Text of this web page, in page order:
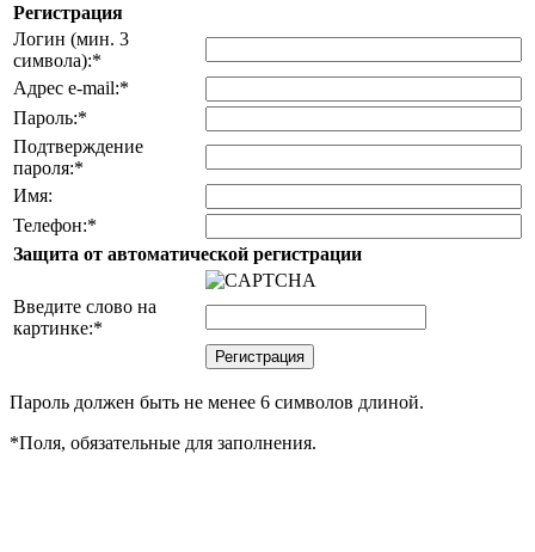
Регистрация
Логин (мин. 3
символа):*
Адрес e-mail:*
Пароль:*
Подтверждение
пароля:*
Имя:
Телефон:*
Защита от автоматической регистрации
Введите слово на
картинке:*
Пароль должен быть не менее 6 символов длиной.
*Поля, обязательные для заполнения.